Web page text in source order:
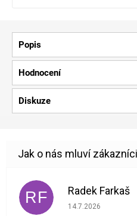
Popis
Hodnocení
Diskuze
RF Radek Farkaš
Hodnocení
14.7.2026